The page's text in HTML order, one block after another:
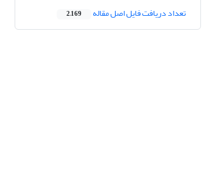
تعداد دریافت فایل اصل مقاله 2,169